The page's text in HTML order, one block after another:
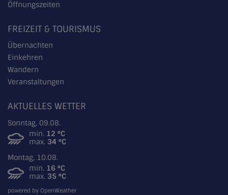
Öffnungszeiten
FREIZEIT & TOURISMUS
Übernachten
Einkehren
Wandern
Veranstaltungen
AKTUELLES WETTER
Sonntag, 09.08.
min. 12 °C
max. 34 °C
Montag, 10.08.
min. 16 °C
max. 35 °C
powered by OpenWeather